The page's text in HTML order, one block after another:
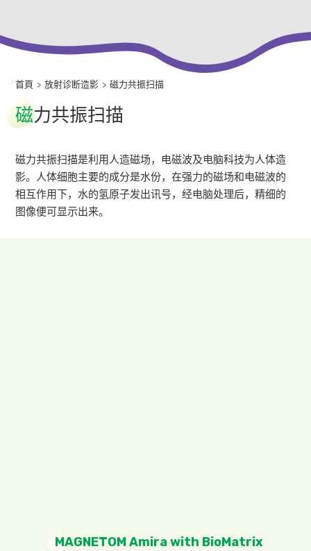
首頁 > 放射诊断造影 > 磁力共振扫描
磁力共振扫描
磁力共振扫描是利用人造磁场，电磁波及电脑科技为人体造
影。人体细胞主要的成分是水份，在强力的磁场和电磁波的
相互作用下，水的氢原子发出讯号，经电脑处理后，精细的
图像便可显示出来。
MAGNETOM Amira with BioMatrix